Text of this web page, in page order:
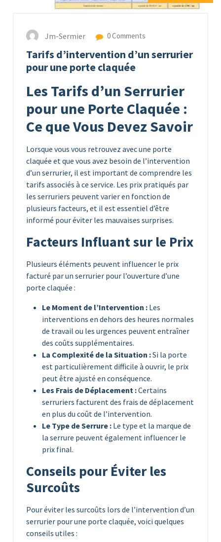
Jm-Sermier 0 Comments
Tarifs d’intervention d’un serrurier
pour une porte claquée
Les Tarifs d’un Serrurier
pour une Porte Claquée :
Ce que Vous Devez Savoir
Lorsque vous vous retrouvez avec une porte
claquée et que vous avez besoin de l’intervention
d’un serrurier, il est important de comprendre les
tarifs associés à ce service. Les prix pratiqués par
les serruriers peuvent varier en fonction de
plusieurs facteurs, et il est essentiel d’être
informé pour éviter les mauvaises surprises.
Facteurs Influant sur le Prix
Plusieurs éléments peuvent influencer le prix
facturé par un serrurier pour l’ouverture d’une
porte claquée :
Le Moment de l’Intervention : Les
interventions en dehors des heures normales
de travail ou les urgences peuvent entraîner
des coûts supplémentaires.
La Complexité de la Situation :Si la porte
est particulièrement difficile à ouvrir, le prix
peut être ajusté en conséquence.
Les Frais de Déplacement :Certains
serruriers facturent des frais de déplacement
en plus du coût de l’intervention.
Le Type de Serrure : Le type et la marque de
la serrure peuvent également influencer le
prix final.
Conseils pour Éviter les
Surcoûts
Pour éviter les surcoûts lors de l’intervention d’un
serrurier pour une porte claquée, voici quelques
conseils utiles :